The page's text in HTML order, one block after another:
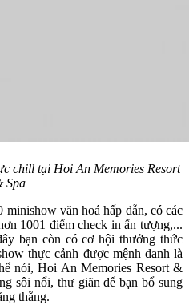
chill tại Hoi An Memories Resort
Spa
minishow văn hoá hấp dẫn, có các
1001 điểm check in ấn tượng,...
bạn còn có cơ hội thưởng thức
thực cảnh được mệnh danh là
nói, Hoi An Memories Resort &
sôi nổi, thư giãn để bạn bổ sung
thẳng.